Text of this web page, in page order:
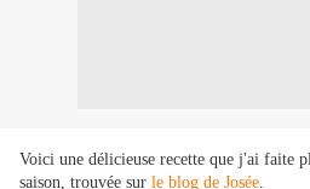
Voici une délicieuse recette que j'ai faite
saison, trouvée sur le blog de Josée.